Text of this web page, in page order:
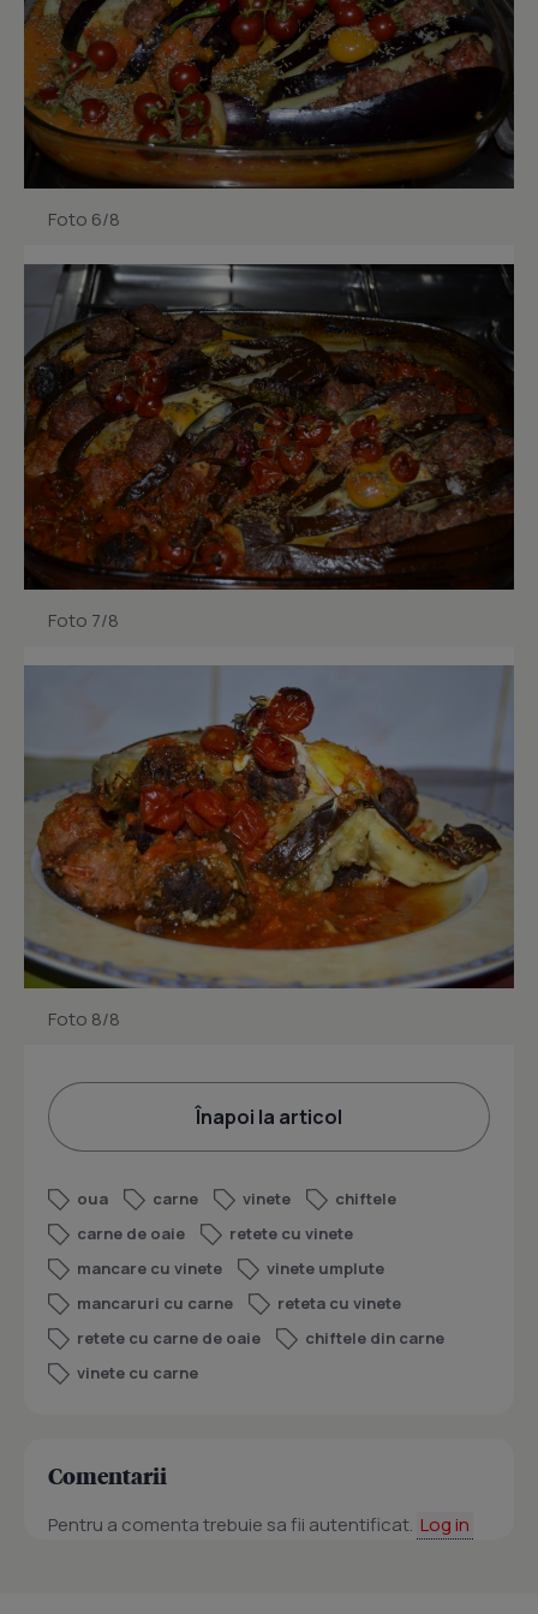
Foto 6/8
Foto 7/8
Foto 8/8
Înapoi la articol
oua carne vinete
chiftele
carne de oaie
retete cu vinete
mancare cu vinete
vinete umplute
mancaruri cu carne
reteta cu vinete
retete cu carne de oaie
chiftele din carne
vinete cu carne
Comentarii
Pentru a comenta trebuie sa fii autentificat. Log in